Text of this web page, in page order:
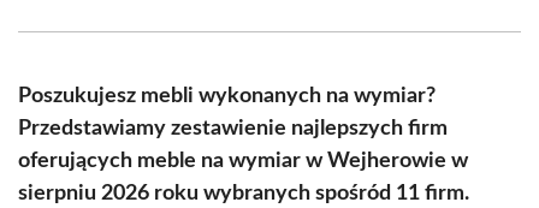
(Twitter)
Poszukujesz mebli wykonanych na wymiar?
Przedstawiamy zestawienie najlepszych firm
oferujących meble na wymiar w Wejherowie w
sierpniu 2026 roku wybranych spośród 11 firm.